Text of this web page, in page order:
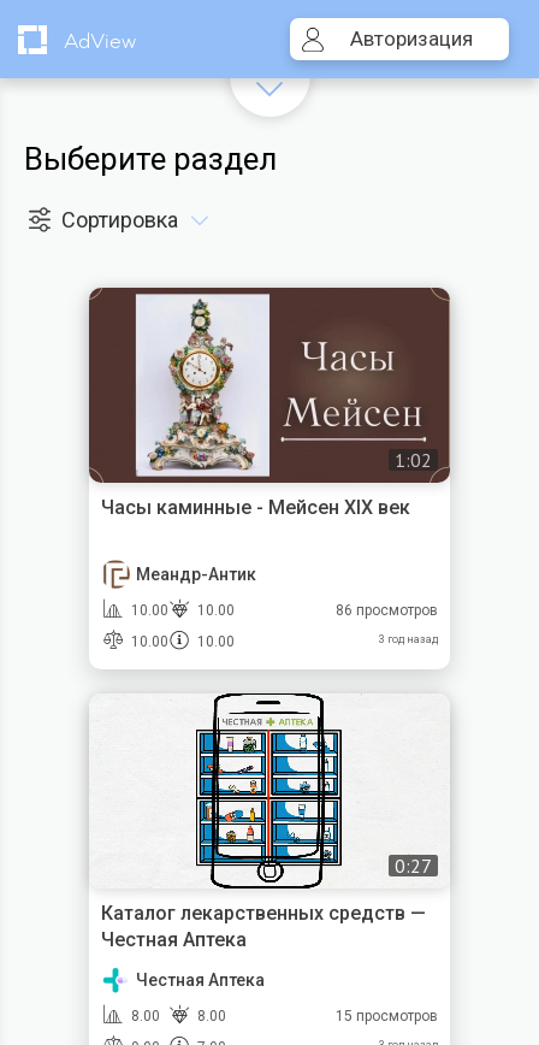
AdView Авторизация
Выберите раздел
Сортировка
1:02
Часы каминные - Мейсен XIX век
Меандр-Антик
10.00
10.00
10.00
10.00
86 просмотров
3 год назад
0:27
Каталог лекарственных средств —
Честная Аптека
Честная Аптека
8.00
8.00
15 просмотров